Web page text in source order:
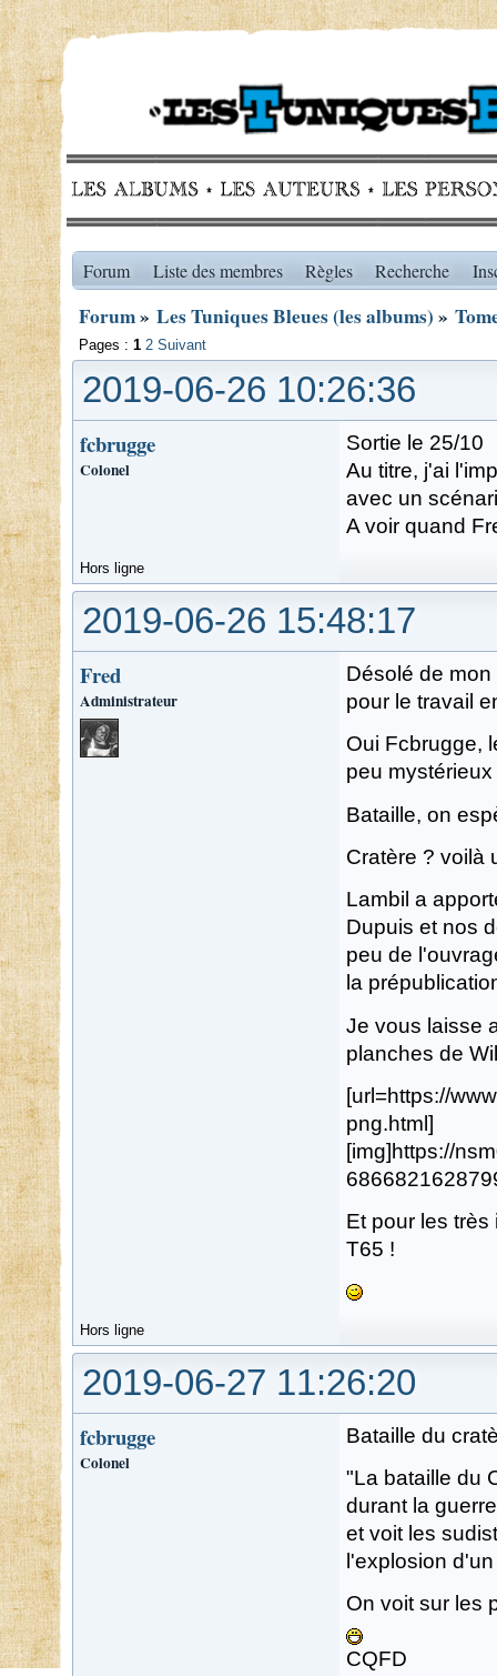
Forum Liste des membres Règles Recherche
Forum» Les Tuniques Bleues (les albums) »
Pages : 1 2 Suivant
2019-06-26 10:26:36
fcbrugge
Colonel
Sortie le 25/10
Au titre, j'ai
avec un
A voir quand
Hors ligne
2019-06-26 15:48:17
Fred
Administrateur
Désolé de
pour le travail
Oui Fcbrugge,
peu
Bataille, on
Cratère ? voilà
Lambil a
Dupuis et nos
peu de
la
Je vous laisse
planches de
[url=https://
png.html]
[img]https://
Et pour les
T65 !
Hors ligne
2019-06-27 11:26:20
fcbrugge
Colonel
Bataille du
"La bataille du
durant la
et voit les
l'explosion
On voit sur les
CQFD